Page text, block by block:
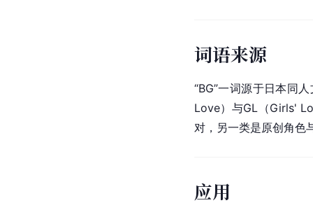
词语来源
“BG”一词源于日本同
Love）与GL（Girls'
对，另一类是原创角色
应用